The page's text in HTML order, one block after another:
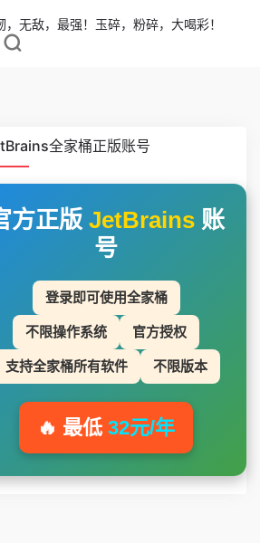
，无敌，最强！玉碎，粉碎，大喝彩！
全家桶正版账号
方正版 JetBrains账
号
登录即可使用全家桶
不限操作系统 官方授权
支持全家桶所有软件 不限版本
🔥 最低 32元/年